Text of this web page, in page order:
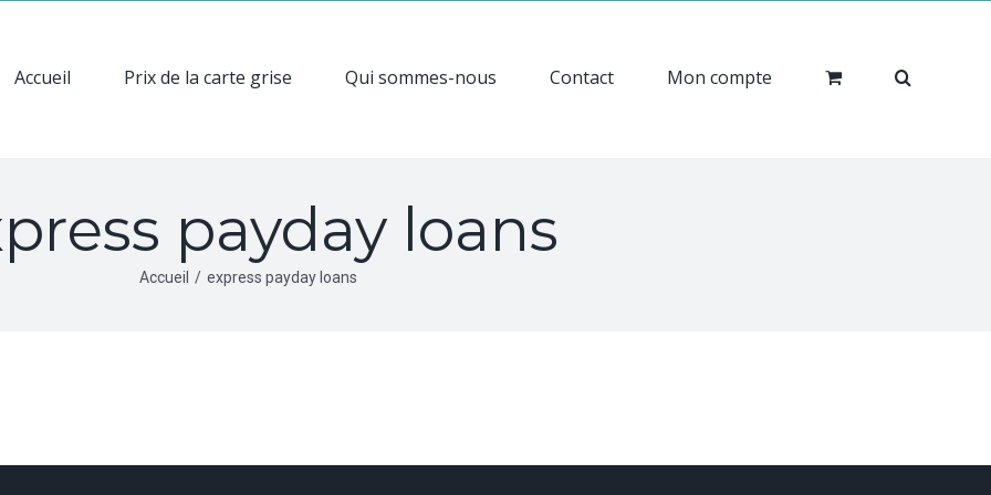
Accueil Prix de la carte grise Qui sommes-nous Contact Mon compte
payday loans
Accueil / express payday loans